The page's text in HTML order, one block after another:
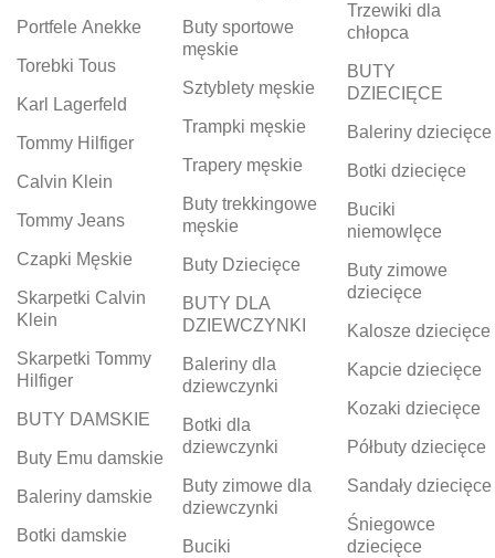
Portfele Anekke
Torebki Tous
Karl Lagerfeld
Tommy Hilfiger
Calvin Klein
Tommy Jeans
Czapki Męskie
Skarpetki Calvin
Klein
Skarpetki Tommy
Hilfiger
BUTY DAMSKIE
Buty Emu damskie
Baleriny damskie
Botki damskie
Buty sportowe
męskie
Sztyblety męskie
Trampki męskie
Trapery męskie
Buty trekkingowe
męskie
Buty Dziecięce
BUTY DLA
DZIEWCZYNKI
Baleriny dla
dziewczynki
Botki dla
dziewczynki
Buty zimowe dla
dziewczynki
Buciki
Trzewiki dla
chłopca
BUTY
DZIECIĘCE
Baleriny dziecięce
Botki dziecięce
Buciki
niemowlęce
Buty zimowe
dziecięce
Kalosze dziecięce
Kapcie dziecięce
Kozaki dziecięce
Półbuty dziecięce
Sandały dziecięce
Śniegowce
dziecięce